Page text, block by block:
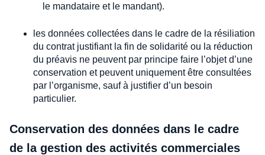
le mandataire et le mandant).
les données collectées dans le cadre de la résiliation
du contrat justifiant la fin de solidarité ou la réduction
du préavis ne peuvent par principe faire l’objet d’une
conservation et peuvent uniquement être consultées
par l’organisme, sauf à justifier d’un besoin
particulier.
Conservation des données dans le cadre
de la gestion des activités commerciales